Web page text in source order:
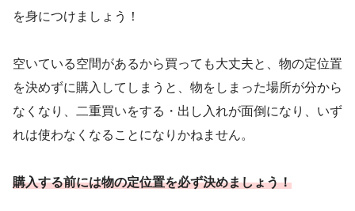
を身につけましょう！
空いている空間があるから買っても大丈夫と、物の定位置
を決めずに購入してしまうと、物をしまった場所が分から
なくなり、二重買いをする・出し入れが面倒になり、いず
れは使わなくなることになりかねません。
購入する前には物の定位置を必ず決めましょう！